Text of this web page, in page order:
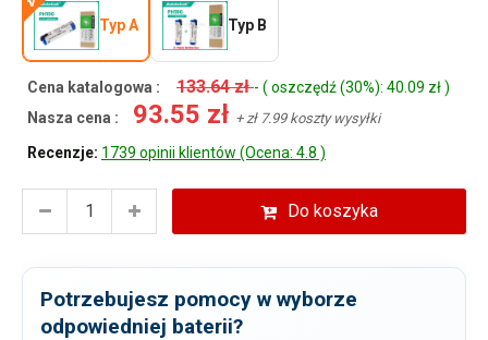
Typ A Typ B
Cena katalogowa : 133.64 zł- ( oszczędź (30%): 40.09 zł )
Nasza cena :
93.55 zł + zł 7.99 koszty wysyłki
Recenzje: 1739 opinii klientów (Ocena: 4.8 )
Do koszyka
Potrzebujesz pomocy w wyborze
odpowiedniej baterii?